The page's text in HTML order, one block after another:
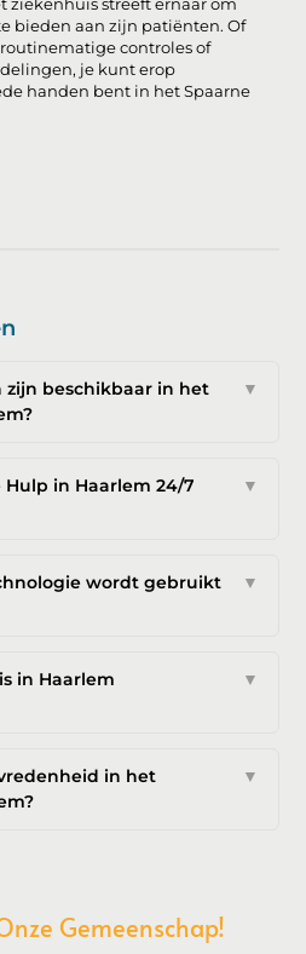
ziekenhuis streeft ernaar om
bieden aan zijn patiënten. Of
controles of
je kunt erop
handen bent in het Spaarne
zijn beschikbaar in het
▼
Hulp in Haarlem 24/7
▼
wordt gebruikt
▼
in Haarlem
▼
in het
▼
Gemeenschap!